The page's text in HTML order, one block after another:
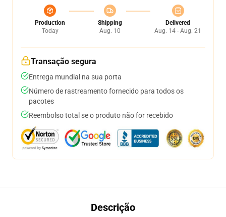
Production
Today
Shipping
Aug. 10
Delivered
Aug. 14 - Aug. 21
Transação segura
Entrega mundial na sua porta
Número de rastreamento fornecido para todos os
pacotes
Reembolso total se o produto não for recebido
Descrição